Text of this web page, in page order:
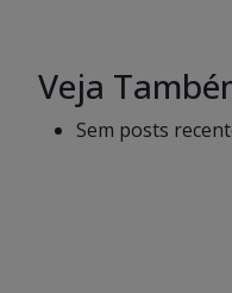
Veja
Sem posts